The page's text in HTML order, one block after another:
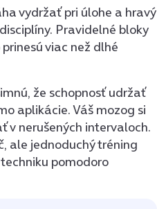
vydržať pri úlohe a hravý
Pravidelné bloky
viac než dlhé
že schopnosť udržať
aplikácie. Váš mozog si
v nerušených intervaloch.
ale jednoduchý tréning
pomodoro